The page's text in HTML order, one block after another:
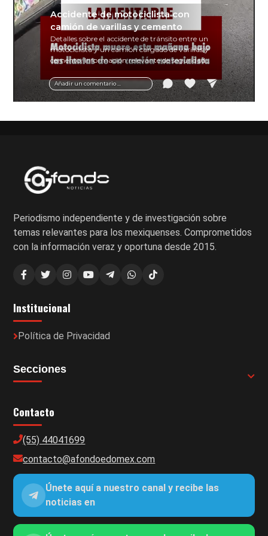
Añadir un comentario ...
Accidente de motociclista con
camión de varillas y cemento
Detalles sobre el accidente de tránsito entre un
motociclista y un camión cargado de varillas y
cemento. Información relevante de seguridad
vial y recomendaciones para motociclistas.
Periodismo independiente y de investigación sobre
temas relevantes para los mexiquenses. Comprometidos
con la información veraz y oportuna desde 2015.
Institucional
Política de Privacidad
Secciones
Contacto
(55) 44041699
contacto@afondoedomex.com
Únete aquí a nuestro canal y recibe las
noticias en